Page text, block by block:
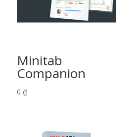
Minitab
Companion
0 ₫